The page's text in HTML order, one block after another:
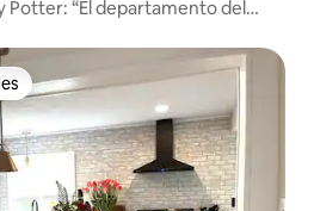
Potter: “El departamento del